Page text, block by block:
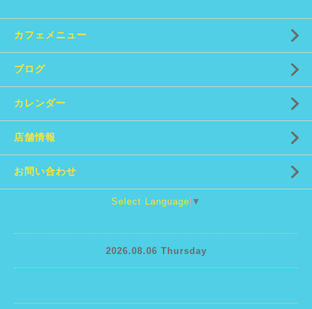
カフェメニュー
ブログ
カレンダー
店舗情報
お問い合わせ
Select Language ▼
2026.08.06 Thursday